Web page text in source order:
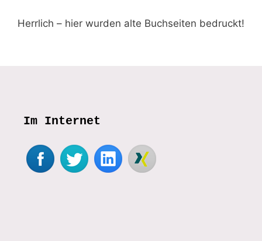
Herrlich – hier wurden alte Buchseiten bedruckt!
Im Internet